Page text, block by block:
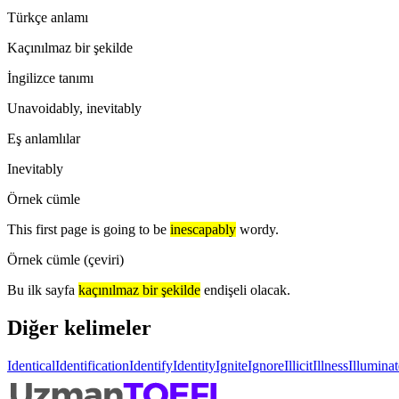
Türkçe anlamı
Kaçınılmaz bir şekilde
İngilizce tanımı
Unavoidably, inevitably
Eş anlamlılar
Inevitably
Örnek cümle
This first page is going to be inescapably wordy.
Örnek cümle (çeviri)
Bu ilk sayfa kaçınılmaz bir şekilde endişeli olacak.
Diğer kelimeler
IdenticalIdentificationIdentifyIdentityIgniteIgnoreIllicitIllness